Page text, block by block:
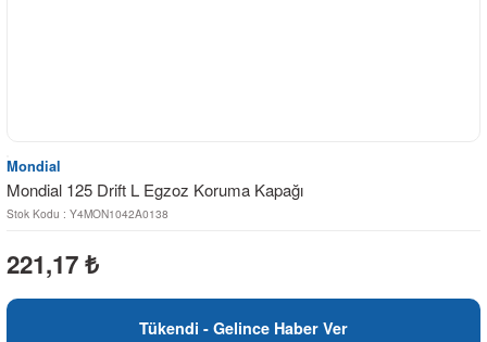
Mondial
Mondial 125 Drift L Egzoz Koruma Kapağı
Stok Kodu : Y4MON1042A0138
221,17 ₺
Tükendi - Gelince Haber Ver